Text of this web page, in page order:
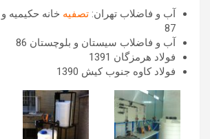
آب و فاضلاب تهران: تصفیه خانه حکیمیه
87
آب و فاضلاب سیستان و بلوچستان 86
فولاد هرمزگان 1391
فولاد کاوه جنوب کیش 1390